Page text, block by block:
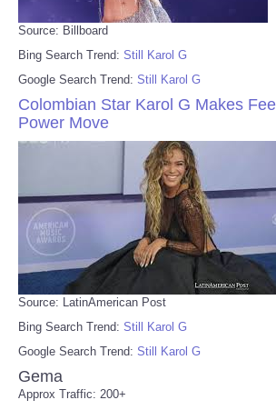
Source: Billboard
Bing Search Trend: Still Karol G
Google Search Trend: Still Karol G
Colombian Star Karol G Makes
Power Move
Source: LatinAmerican Post
Bing Search Trend: Still Karol G
Google Search Trend: Still Karol G
Gema
Approx Traffic: 200+